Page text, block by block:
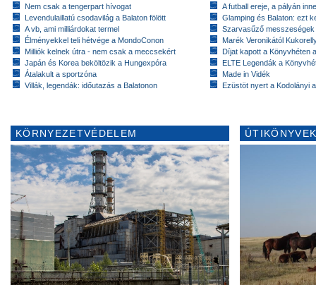
Nem csak a tengerpart hívogat
Levendulaillatú csodavilág a Balaton fölött
A vb, ami milliárdokat termel
Élményekkel teli hétvége a MondoConon
Milliók kelnek útra - nem csak a meccsekért
Japán és Korea beköltözik a Hungexpóra
Átalakult a sportzóna
Villák, legendák: időutazás a Balatonon
A futball ereje, a pályán
Glamping és Balaton: ezt
Szarvasűző messzeségek
Marék Veronikától
Díjat kapott a Könyvhéten
ELTE Legendák a
Made in Vidék
Ezüstöt nyert a Kodolányi
KÖRNYEZETVÉDELEM